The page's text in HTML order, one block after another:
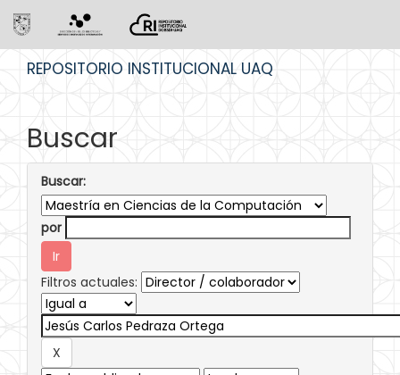
REPOSITORIO INSTITUCIONAL UAQ
Buscar
Buscar:
por
Filtros actuales: